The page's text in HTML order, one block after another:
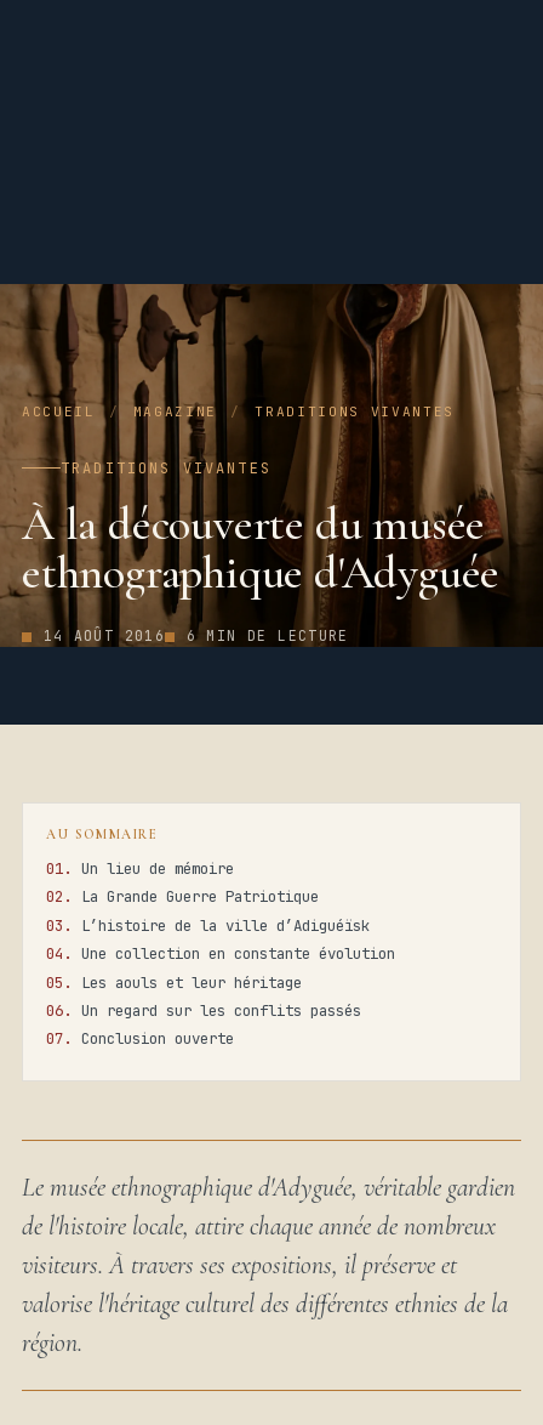
ACCUEIL / MAGAZINE / TRADITIONS VIVANTES
TRADITIONS VIVANTES
À la découverte du musée
ethnographique d'Adyguée
14 AOÛT 2016 6 MIN DE LECTURE
AU SOMMAIRE
Un lieu de mémoire
La Grande Guerre Patriotique
L’histoire de la ville d’Adiguéïsk
Une collection en constante évolution
Les aouls et leur héritage
Un regard sur les conflits passés
Conclusion ouverte
Le musée ethnographique d'Adyguée, véritable gardien
de l'histoire locale, attire chaque année de nombreux
visiteurs. À travers ses expositions, il préserve et
valorise l'héritage culturel des différentes ethnies de la
région.